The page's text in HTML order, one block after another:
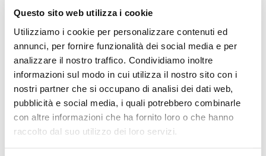
Questo sito web utilizza i cookie
Utilizziamo i cookie per personalizzare contenuti ed
annunci, per fornire funzionalità dei social media e per
analizzare il nostro traffico. Condividiamo inoltre
informazioni sul modo in cui utilizza il nostro sito con i
nostri partner che si occupano di analisi dei dati web,
pubblicità e social media, i quali potrebbero combinarle
con altre informazioni che ha fornito loro o che hanno
raccolto dal suo utilizzo dei loro servizi.
POZZUOLI: CITTADINI CONTRO GESTIONE EMERGENZA
BRADISISMO
Leggi l'articolo